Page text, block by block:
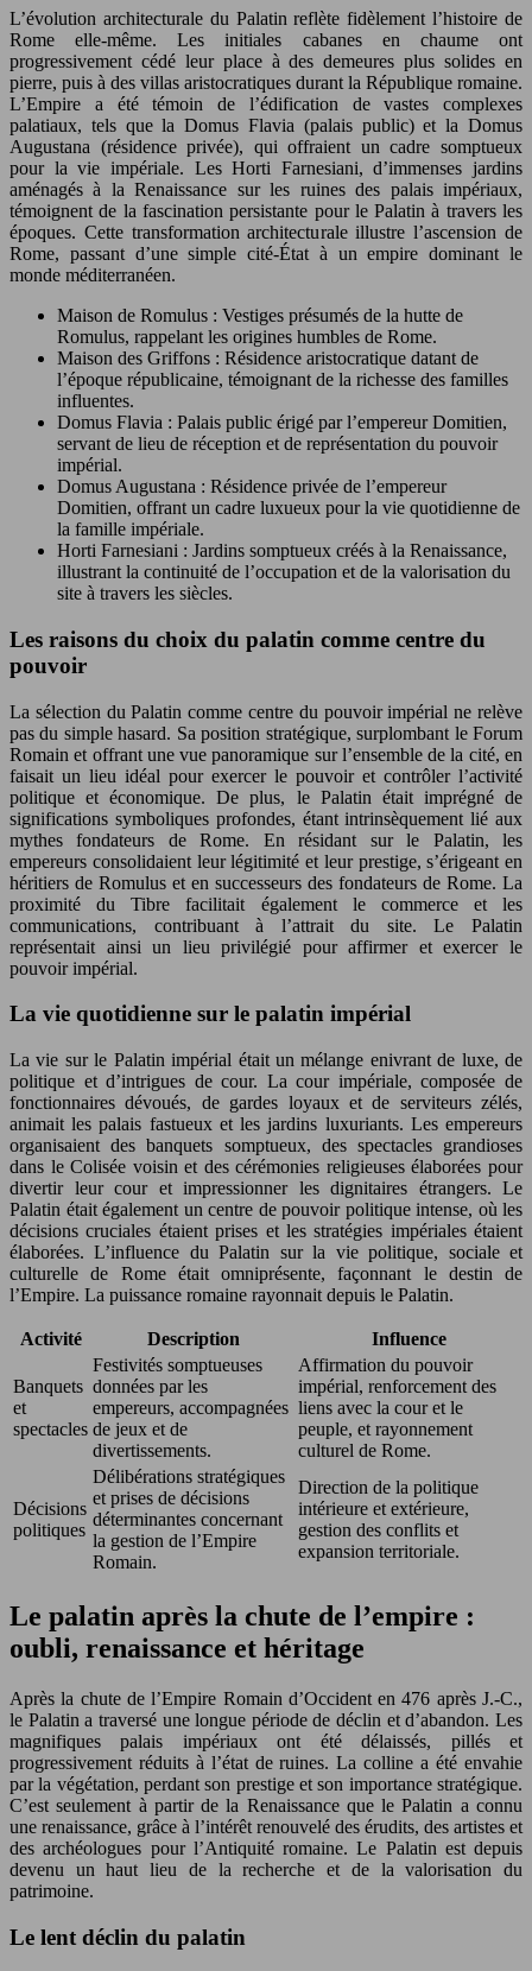
L’évolution architecturale du Palatin reflète fidèlement l’histoire de
Rome elle-même. Les initiales cabanes en chaume ont
progressivement cédé leur place à des demeures plus solides en
pierre, puis à des villas aristocratiques durant la République romaine.
L’Empire a été témoin de l’édification de vastes complexes
palatiaux, tels que la Domus Flavia (palais public) et la Domus
Augustana (résidence privée), qui offraient un cadre somptueux
pour la vie impériale. Les Horti Farnesiani, d’immenses jardins
aménagés à la Renaissance sur les ruines des palais impériaux,
témoignent de la fascination persistante pour le Palatin à travers les
époques. Cette transformation architecturale illustre l’ascension de
Rome, passant d’une simple cité-État à un empire dominant le
monde méditerranéen.
Maison de Romulus : Vestiges présumés de la hutte de
Romulus, rappelant les origines humbles de Rome.
Maison des Griffons : Résidence aristocratique datant de
l’époque républicaine, témoignant de la richesse des familles
influentes.
Domus Flavia : Palais public érigé par l’empereur Domitien,
servant de lieu de réception et de représentation du pouvoir
impérial.
Domus Augustana : Résidence privée de l’empereur
Domitien, offrant un cadre luxueux pour la vie quotidienne de
la famille impériale.
Horti Farnesiani : Jardins somptueux créés à la Renaissance,
illustrant la continuité de l’occupation et de la valorisation du
site à travers les siècles.
Les raisons du choix du palatin comme centre du
pouvoir
La sélection du Palatin comme centre du pouvoir impérial ne relève
pas du simple hasard. Sa position stratégique, surplombant le Forum
Romain et offrant une vue panoramique sur l’ensemble de la cité, en
faisait un lieu idéal pour exercer le pouvoir et contrôler l’activité
politique et économique. De plus, le Palatin était imprégné de
significations symboliques profondes, étant intrinsèquement lié aux
mythes fondateurs de Rome. En résidant sur le Palatin, les
empereurs consolidaient leur légitimité et leur prestige, s’érigeant en
héritiers de Romulus et en successeurs des fondateurs de Rome. La
proximité du Tibre facilitait également le commerce et les
communications, contribuant à l’attrait du site. Le Palatin
représentait ainsi un lieu privilégié pour affirmer et exercer le
pouvoir impérial.
La vie quotidienne sur le palatin impérial
La vie sur le Palatin impérial était un mélange enivrant de luxe, de
politique et d’intrigues de cour. La cour impériale, composée de
fonctionnaires dévoués, de gardes loyaux et de serviteurs zélés,
animait les palais fastueux et les jardins luxuriants. Les empereurs
organisaient des banquets somptueux, des spectacles grandioses
dans le Colisée voisin et des cérémonies religieuses élaborées pour
divertir leur cour et impressionner les dignitaires étrangers. Le
Palatin était également un centre de pouvoir politique intense, où les
décisions cruciales étaient prises et les stratégies impériales étaient
élaborées. L’influence du Palatin sur la vie politique, sociale et
culturelle de Rome était omniprésente, façonnant le destin de
l’Empire. La puissance romaine rayonnait depuis le Palatin.
Activité Description Influence
Banquets
et
spectacles
Festivités somptueuses
données par les
empereurs, accompagnées
de jeux et de
divertissements.
Affirmation du pouvoir
impérial, renforcement des
liens avec la cour et le
peuple, et rayonnement
culturel de Rome.
Décisions
politiques
Délibérations stratégiques
et prises de décisions
déterminantes concernant
la gestion de l’Empire
Romain.
Direction de la politique
intérieure et extérieure,
gestion des conflits et
expansion territoriale.
Le palatin après la chute de l’empire :
oubli, renaissance et héritage
Après la chute de l’Empire Romain d’Occident en 476 après J.-C.,
le Palatin a traversé une longue période de déclin et d’abandon. Les
magnifiques palais impériaux ont été délaissés, pillés et
progressivement réduits à l’état de ruines. La colline a été envahie
par la végétation, perdant son prestige et son importance stratégique.
C’est seulement à partir de la Renaissance que le Palatin a connu
une renaissance, grâce à l’intérêt renouvelé des érudits, des artistes et
des archéologues pour l’Antiquité romaine. Le Palatin est depuis
devenu un haut lieu de la recherche et de la valorisation du
patrimoine.
Le lent déclin du palatin